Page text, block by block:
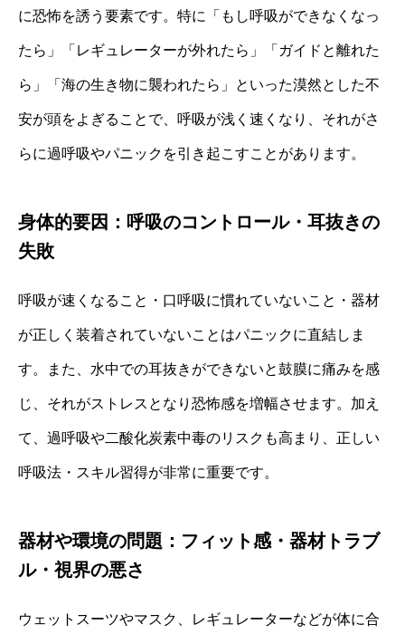
に恐怖を誘う要素です。特に「もし呼吸ができなくなっ
たら」「レギュレーターが外れたら」「ガイドと離れた
ら」「海の生き物に襲われたら」といった漠然とした不
安が頭をよぎることで、呼吸が浅く速くなり、それがさ
らに過呼吸やパニックを引き起こすことがあります。
身体的要因：呼吸のコントロール・耳抜きの
失敗
呼吸が速くなること・口呼吸に慣れていないこと・器材
が正しく装着されていないことはパニックに直結しま
す。また、水中での耳抜きができないと鼓膜に痛みを感
じ、それがストレスとなり恐怖感を増幅させます。加え
て、過呼吸や二酸化炭素中毒のリスクも高まり、正しい
呼吸法・スキル習得が非常に重要です。
器材や環境の問題：フィット感・器材トラブ
ル・視界の悪さ
ウェットスーツやマスク、レギュレーターなどが体に合